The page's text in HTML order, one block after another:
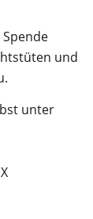
und
unter